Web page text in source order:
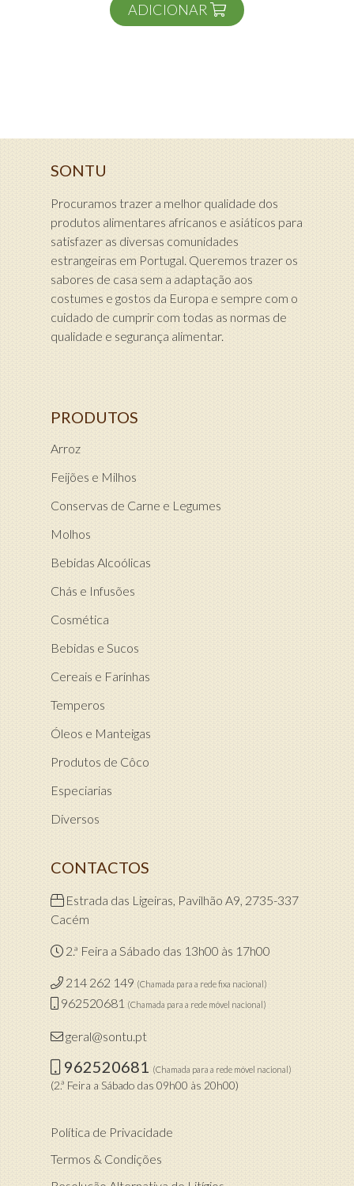
ADICIONAR
SONTU
Procuramos trazer a melhor qualidade dos
produtos alimentares africanos e asiáticos para
satisfazer as diversas comunidades
estrangeiras em Portugal. Queremos trazer os
sabores de casa sem a adaptação aos
costumes e gostos da Europa e sempre com o
cuidado de cumprir com todas as normas de
qualidade e segurança alimentar.
PRODUTOS
Arroz
Feijões e Milhos
Conservas de Carne e Legumes
Molhos
Bebidas Alcoólicas
Chás e Infusões
Cosmética
Bebidas e Sucos
Cereais e Farinhas
Temperos
Óleos e Manteigas
Produtos de Côco
Especiarias
Diversos
CONTACTOS
Estrada das Ligeiras, Pavilhão A9, 2735-337
Cacém
2.ª Feira a Sábado das 13h00 às 17h00
214 262 149 (Chamada para a rede fixa nacional)
962520681 (Chamada para a rede móvel nacional)
geral@sontu.pt
962520681 (Chamada para a rede móvel nacional)
(2.ª Feira a Sábado das 09h00 às 20h00)
Política de Privacidade
Termos & Condições